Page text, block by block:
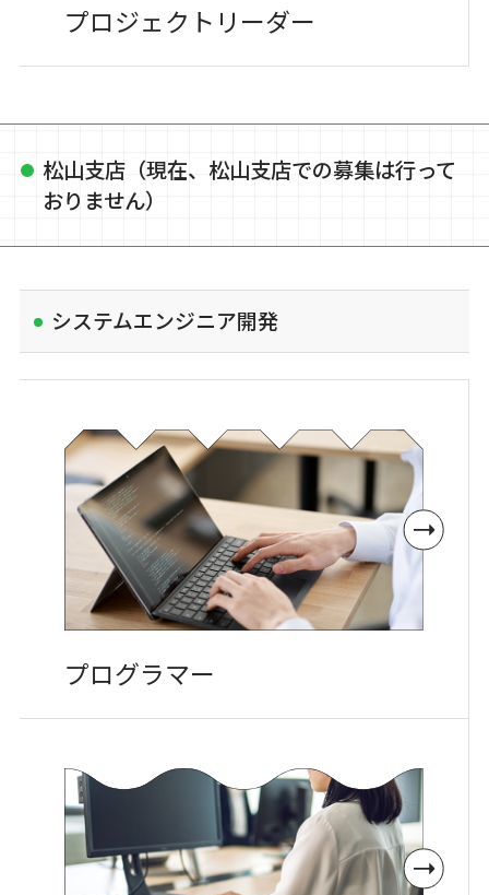
プロジェクト リーダー
松山支店（現在、松山支店での募集は行って
おりません）
システムエンジニア開発
プログラマー